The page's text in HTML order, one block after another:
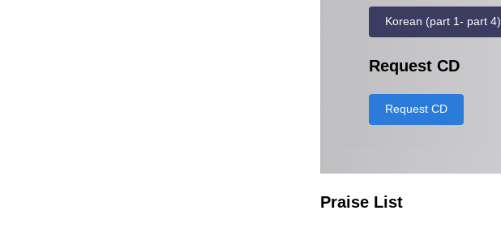
Korean (part 1- part 4)
Request CD
Request CD
Praise List